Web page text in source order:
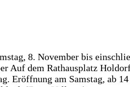
8. November bis
Auf dem Rathausplatz
Eröffnung am Samstag, ab